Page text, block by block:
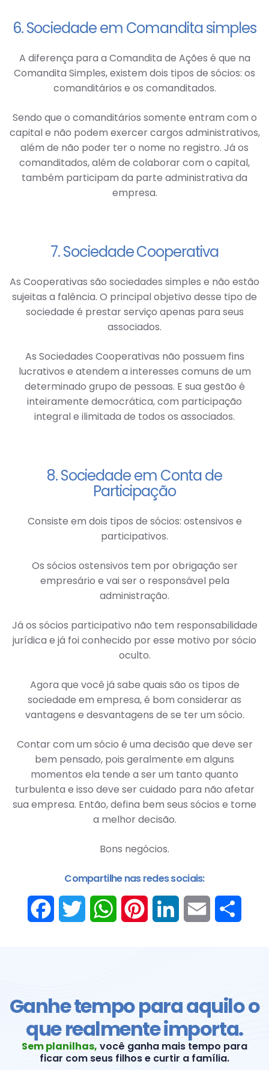
6. Sociedade em Comandita simples
A diferença para a Comandita de Ações é que na
Comandita Simples, existem dois tipos de sócios: os
comanditários e os comanditados.
Sendo que o comanditários somente entram com o
capital e não podem exercer cargos administrativos,
além de não poder ter o nome no registro. Já os
comanditados, além de colaborar com o capital,
também participam da parte administrativa da
empresa.
7. Sociedade Cooperativa
As Cooperativas são sociedades simples e não estão
sujeitas a falência. O principal objetivo desse tipo de
sociedade é prestar serviço apenas para seus
associados.
As Sociedades Cooperativas não possuem fins
lucrativos e atendem a interesses comuns de um
determinado grupo de pessoas. E sua gestão é
inteiramente democrática, com participação
integral e ilimitada de todos os associados.
8. Sociedade em Conta de
Participação
Consiste em dois tipos de sócios: ostensivos e
participativos.
Os sócios ostensivos tem por obrigação ser
empresário e vai ser o responsável pela
administração.
Já os sócios participativo não tem responsabilidade
jurídica e já foi conhecido por esse motivo por sócio
oculto.
Agora que você já sabe quais são os tipos de
sociedade em empresa, é bom considerar as
vantagens e desvantagens de se ter um sócio.
Contar com um sócio é uma decisão que deve ser
bem pensado, pois geralmente em alguns
momentos ela tende a ser um tanto quanto
turbulenta e isso deve ser cuidado para não afetar
sua empresa. Então, defina bem seus sócios e tome
a melhor decisão.
Bons negócios.
Compartilhe nas redes sociais:
FacebookTwitter WhatsAppPinterestLinkedIn Email
Ganhe tempo para aquilo o
que realmente importa.
Sem planilhas, você ganha mais tempo para
ficar com seus filhos e curtir a família.